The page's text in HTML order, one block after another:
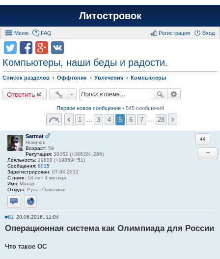
Литостровок
Меню FAQ Вход
Регистрация
Компьютеры, наши беды и радости.
Список разделов Оффтопик Увлечения Компьютеры
Ответить
Первое новое сообщение• 545 сообщений
1 3 4 5 6 7 28
Sarmat
Новичок
Возраст: 59
Репутация: 38352 (+38638/−286)
Лояльность: 19808 (+19859/−51)
Сообщения: 8015
Зарегистрирован: 07.04.2012
С нами: 14 лет 4 месяца
Имя: Макар
Откуда: Русь - Поволжье
Отправить личное сообщение
Сайт
−
#81 20.06.2016, 11:04
Операционная система как Олимпиада для России
Что такое ОС